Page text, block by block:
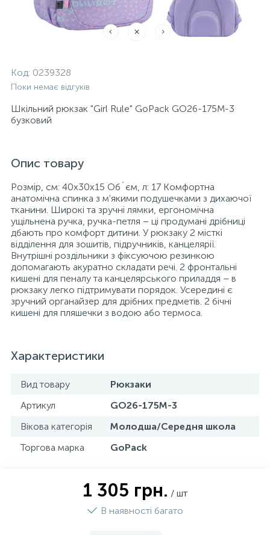
Код: 0239328
Поки немає відгуків
Шкільний рюкзак "Girl Rule" GoPack GO26-175M-3
бузковий
Опис товару
Розмір, см: 40x30x15 Об`єм, л: 17 Комфортна
анатомічна спинка з м'якими подушечками з дихаючої
тканини. Широкі та зручні лямки, ергономічна
ущільнена ручка, ручка-петля – ці продумані дрібниці
дбають про комфорт дитини. У рюкзаку 2 місткі
відділення для зошитів, підручників, канцелярії.
Внутрішні роздільники з фіксуючою резинкою
допомагають акуратно складати речі. 2 фронтальні
кишені для пеналу та канцелярського приладдя – в
рюкзаку легко підтримувати порядок. Усередині є
зручний органайзер для дрібних предметів. 2 бічні
кишені для пляшечки з водою або термоса.
Характеристики
Вид товару
Рюкзаки
Артикул
GO26-175M-3
Вікова категорія
Молодша/Середня школа
Торгова марка
GoPack
1 305 грн. / шт
В наявності багато